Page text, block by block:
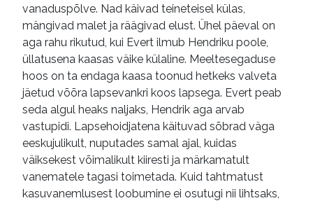
vanaduspõlve. Nad käivad teineteisel külas,
mängivad malet ja räägivad elust. Ühel päeval on
aga rahu rikutud, kui Evert ilmub Hendriku poole,
üllatusena kaasas väike külaline. Meeltesegaduse
hoos on ta endaga kaasa toonud hetkeks valveta
jäetud võõra lapsevankri koos lapsega. Evert peab
seda algul heaks naljaks, Hendrik aga arvab
vastupidi. Lapsehoidjatena käituvad sõbrad väga
eeskujulikult, nuputades samal ajal, kuidas
väiksekest võimalikult kiiresti ja märkamatult
vanematele tagasi toimetada. Kuid tahtmatust
kasuvanemlusest loobumine ei osutugi nii lihtsaks,